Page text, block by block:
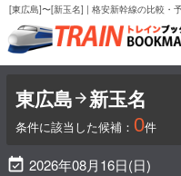
[東広島]〜[新玉名] | 格安新幹線の比較・
東広島  新玉名
条件に該当した候補： 0件
 2026年08月16日(日)